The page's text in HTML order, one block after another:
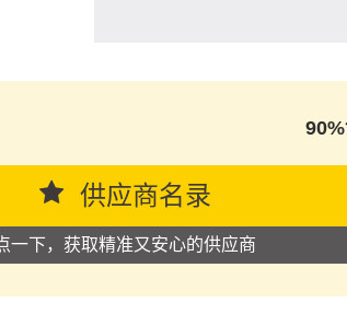
供应商名录
一下，获取精准又安心的供应商